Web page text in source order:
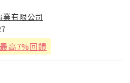
業有限公司
高7%回饋